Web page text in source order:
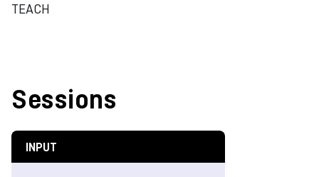
TEACH
Sessions
INPUT